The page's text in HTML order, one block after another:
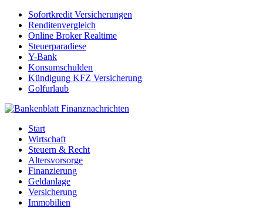
Sofortkredit Versicherungen
Renditenvergleich
Online Broker Realtime
Steuerparadiese
Y-Bank
Konsumschulden
Kündigung KFZ Versicherung
Golfurlaub
Start
Wirtschaft
Steuern & Recht
Altersvorsorge
Finanzierung
Geldanlage
Versicherung
Immobilien